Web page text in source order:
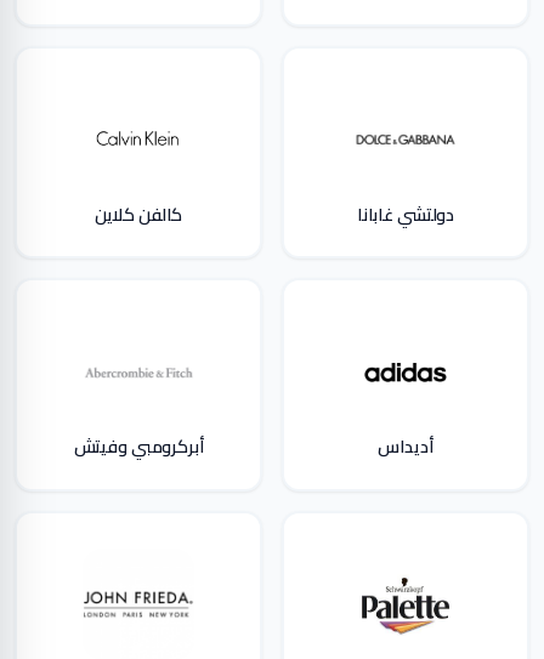
دولتشي غابانا كالفن كلاين
أديداس أبركرومبي وفيتش